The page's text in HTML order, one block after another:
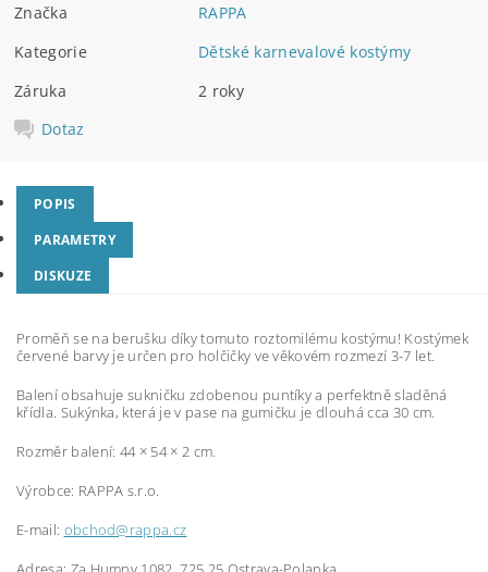
Značka
RAPPA
Kategorie
Dětské karnevalové kostýmy
Záruka
2 roky
Dotaz
POPIS
PARAMETRY
DISKUZE
Proměň se na berušku díky tomuto roztomilému kostýmu! Kostýmek
červené barvy je určen pro holčičky ve věkovém rozmezí 3-7 let.
Balení obsahuje sukničku zdobenou puntíky a perfektně sladěná
křídla. Sukýnka, která je v pase na gumičku je dlouhá cca 30 cm.
Rozměr balení: 44 × 54 × 2 cm.
Výrobce: RAPPA s.r.o.
E-mail: obchod@rappa.cz